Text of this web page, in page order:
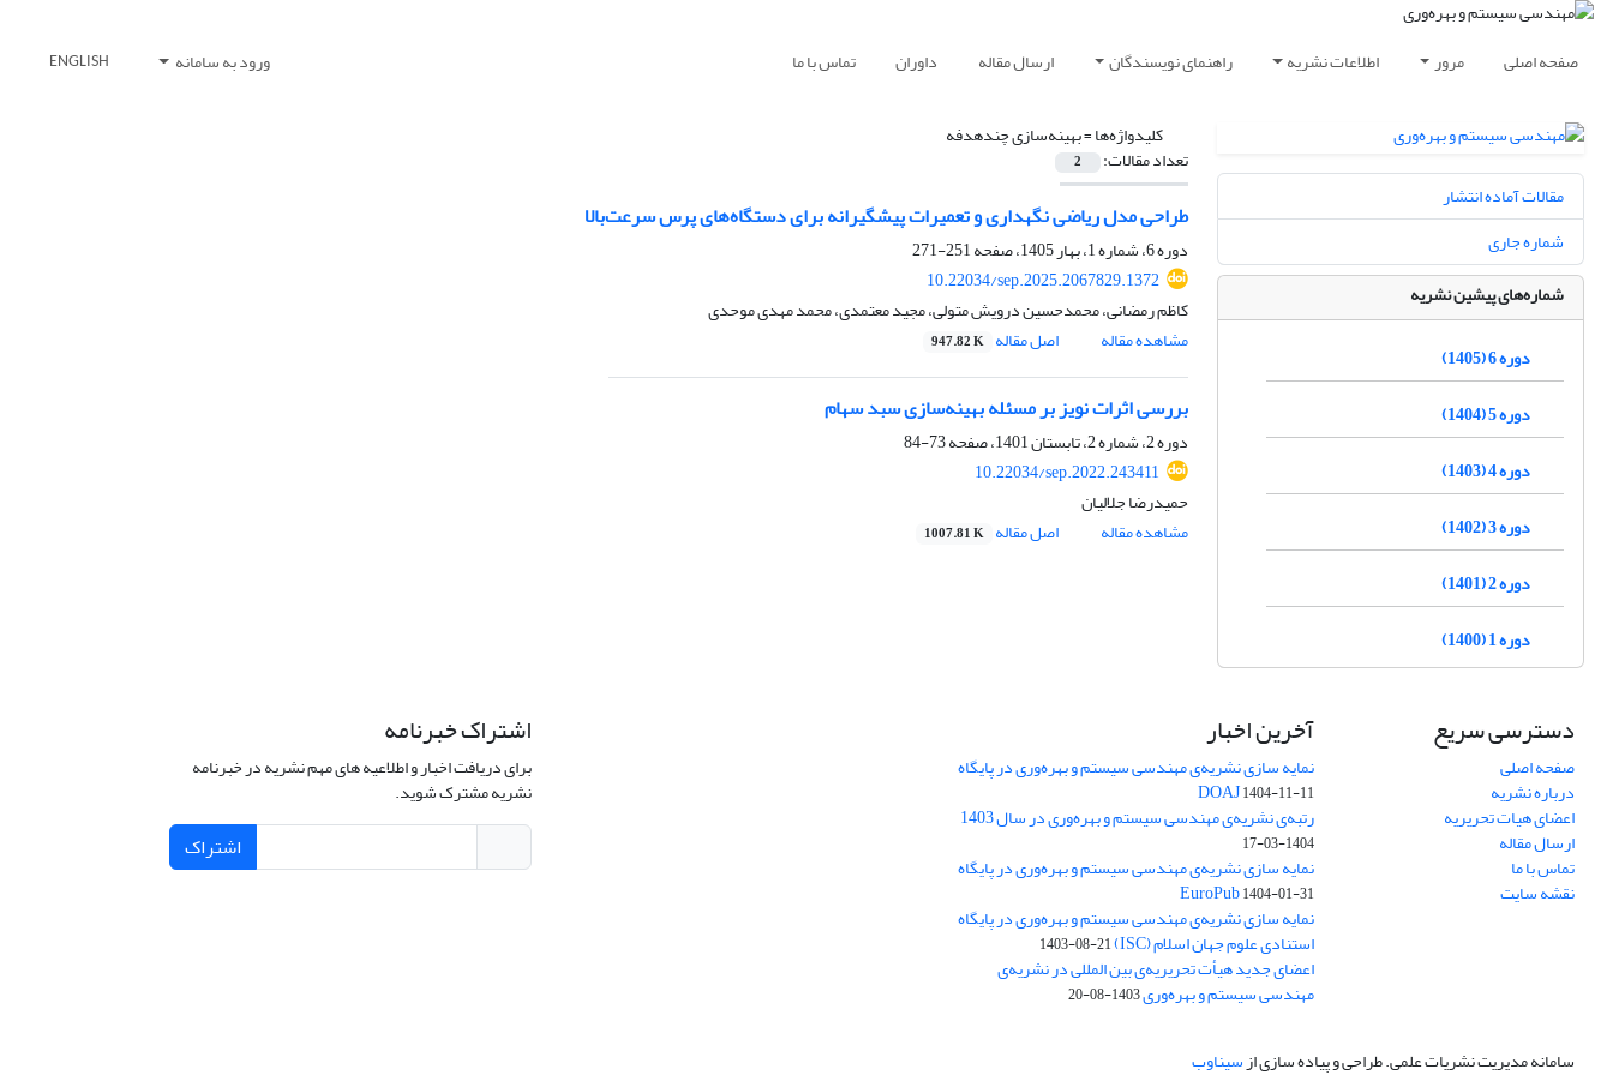
صفحه اصلی مرور اطلاعات نشریه راهنمای نویسندگان ارسال مقاله داوران تماس با ما ورود به سامانه ENGLISH
کلیدواژه‌ها =بهینه‌سازی چندهدفه
تعداد مقالات: 2
طراحی مدل ریاضی نگهداری و تعمیرات پیشگیرانه برای دستگاه‌های پرس سرعت‌بالا
دوره 6، شماره 1، بهار 1405، صفحه
251-271
10.22034/sep.2025.2067829.1372
کاظم رمضانی، محمدحسین درویش متولی، مجید معتمدی، محمد مهدی موحدی
مشاهده مقاله
اصل مقاله 947.82 K
بررسی اثرات نویز بر مسئله بهینه‌سازی سبد سهام
دوره 2، شماره 2، تابستان 1401، صفحه
73-84
10.22034/sep.2022.243411
حمیدرضا جلالیان
مشاهده مقاله
اصل مقاله 1007.81 K
مقالات آماده انتشار
شماره جاری
شماره‌های پیشین نشریه
دوره 6 (1405)
دوره 5 (1404)
دوره 4 (1403)
دوره 3 (1402)
دوره 2 (1401)
دوره 1 (1400)
دسترسی سریع
صفحه اصلی
درباره نشریه
اعضای هیات تحریریه
ارسال مقاله
تماس با ما
نقشه سایت
آخرین اخبار
نمایه سازی نشریه‌ی مهندسی سیستم و بهره‌وری در پایگاه
DOAJ1404-11-11
رتبه‌ی نشریه‌ی مهندسی سیستم و بهره‌وری در سال 1403
1404-03-17
نمایه سازی نشریه‌ی مهندسی سیستم و بهره‌وری در پایگاه
EuroPub1404-01-31
نمایه سازی نشریه‌ی مهندسی سیستم و بهره‌وری در پایگاه
استنادی علوم جهان اسلام (ISC) 1403-08-21
اعضای جدید هیأت تحریریه‌ی بین المللی در نشریه‌ی
مهندسی سیستم و بهره‌وری1403-08-20
اشتراک خبرنامه
برای دریافت اخبار و اطلاعیه های مهم نشریه در خبرنامه
نشریه مشترک شوید.
اشتراک
سامانه مدیریت نشریات علمی.طراحی و پیاده سازی ازسیناوب